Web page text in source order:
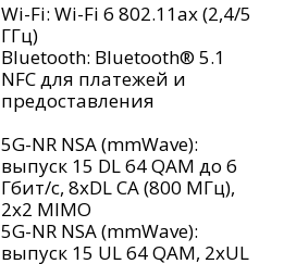
Wi-Fi: Wi-Fi 6 802.11ax (2,4/5
ГГц)
Bluetooth: Bluetooth® 5.1
NFC для платежей и
предоставления
5G-NR NSA (mmWave):
выпуск 15 DL 64 QAM до 6
Гбит/с, 8xDL CA (800 МГц),
2x2 MIMO
5G-NR NSA (mmWave):
выпуск 15 UL 64 QAM, 2xUL